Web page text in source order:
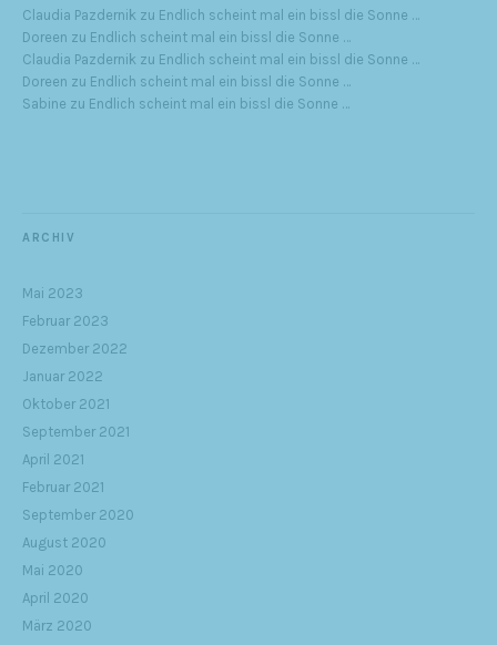
Claudia Pazdernik zu Endlich scheint mal ein bissl die Sonne …
Doreen zu Endlich scheint mal ein bissl die Sonne …
Claudia Pazdernik zu Endlich scheint mal ein bissl die Sonne …
Doreen zu Endlich scheint mal ein bissl die Sonne …
Sabine zu Endlich scheint mal ein bissl die Sonne …
ARCHIV
Mai 2023
Februar 2023
Dezember 2022
Januar 2022
Oktober 2021
September 2021
April 2021
Februar 2021
September 2020
August 2020
Mai 2020
April 2020
März 2020